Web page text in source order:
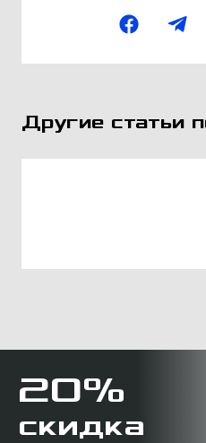
Другие статьи
20%
скидка